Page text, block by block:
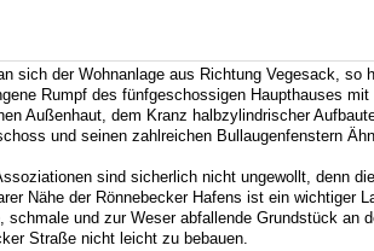
sich der Wohnanlage aus Richtung Vegesack, so
Rumpf des fünfgeschossigen Haupthauses
Außenhaut, dem Kranz halbzylindrischer
und seinen zahlreichen Bullaugenfenstern
sind sicherlich nicht ungewollt, denn
Nähe der Rönnebecker Hafens ist ein wichtiger
schmale und zur Weser abfallende Grundstück an
Straße nicht leicht zu bebauen.